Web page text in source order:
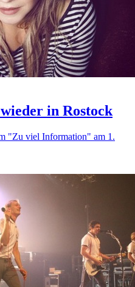
in Rostock
"Zu viel Information" am 1.